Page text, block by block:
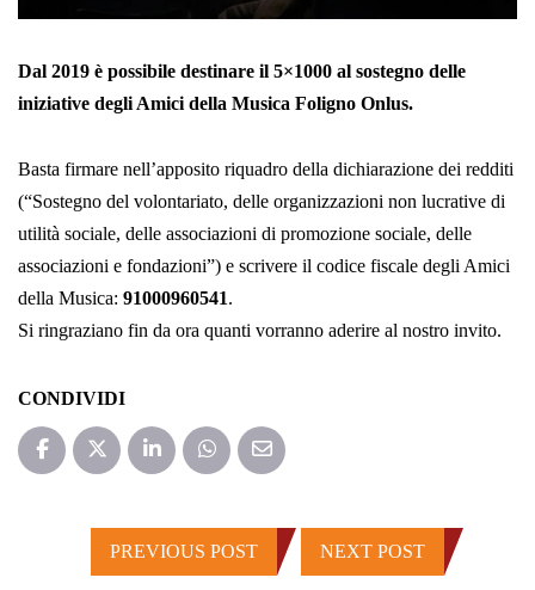
Dal 2019 è possibile destinare il 5×1000 al sostegno delle
iniziative degli Amici della Musica Foligno Onlus.
Basta firmare nell’apposito riquadro della dichiarazione dei redditi
(“Sostegno del volontariato, delle organizzazioni non lucrative di
utilità sociale, delle associazioni di promozione sociale, delle
associazioni e fondazioni”) e scrivere il codice fiscale degli Amici
della Musica: 91000960541.
Si ringraziano fin da ora quanti vorranno aderire al nostro invito.
CONDIVIDI
PREVIOUS POST NEXT POST